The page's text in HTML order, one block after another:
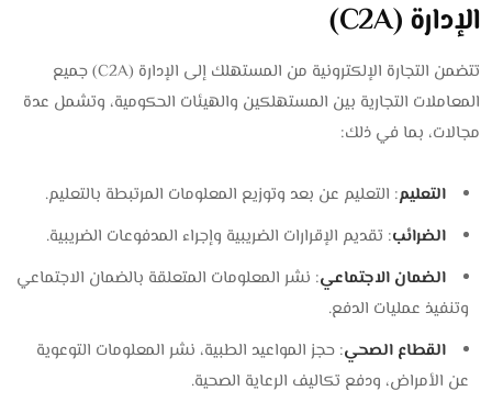
الإدارة (C2A)
تتضمن التجارة الإلكترونية من المستهلك إلى الإدارة (C2A) جميع
المعاملات التجارية بين المستهلكين والهيئات الحكومية، وتشمل عدة
مجالات، بما في ذلك:
التعليم: التعليم عن بعد وتوزيع المعلومات المرتبطة بالتعليم.
الضرائب: تقديم الإقرارات الضريبية وإجراء المدفوعات الضريبية.
الضمان الاجتماعي: نشر المعلومات المتعلقة بالضمان الاجتماعي
وتنفيذ عمليات الدفع.
القطاع الصحي: حجز المواعيد الطبية، نشر المعلومات التوعوية
عن الأمراض، ودفع تكاليف الرعاية الصحية.